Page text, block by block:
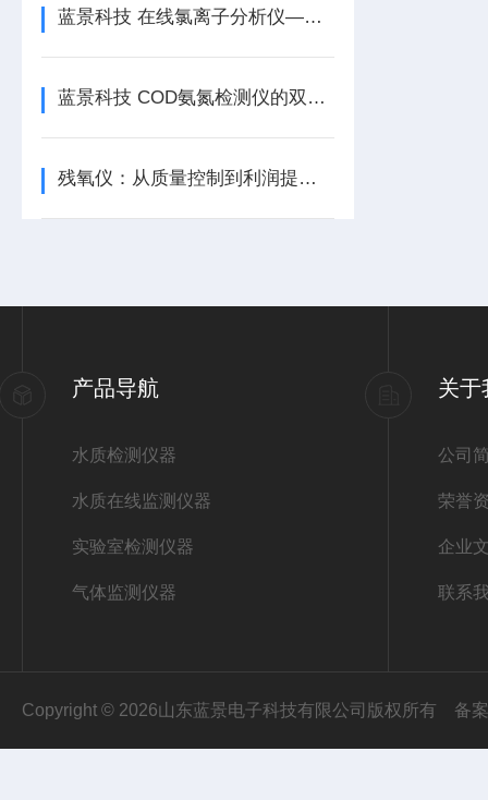
蓝景科技 在线氯离子分析仪——养殖业的智慧管家
蓝景科技 COD氨氮检测仪的双指标方法兼容与切换逻辑
残氧仪：从质量控制到利润提升的价值转化/蓝景科技/山东蓝景
产品导航
水质检测仪器
水质在线监测仪器
实验室检测仪器
气体监测仪器
关于
公司
荣誉
企业
联系
Copyright © 2026山东蓝景电子科技有限公司版权所有 备